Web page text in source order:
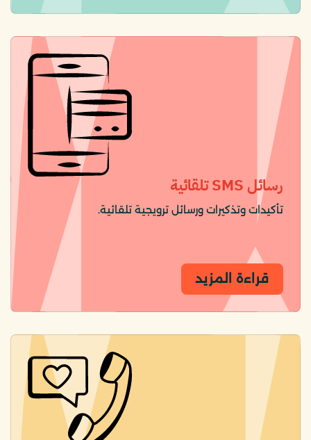
رسائل SMS تلقائية
تأكيدات وتذكيرات ورسائل ترويجية تلقائية.
قراءة المزيد